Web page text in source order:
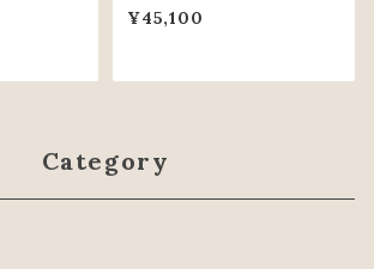
IRTS (GRY)
¥45,100
Category